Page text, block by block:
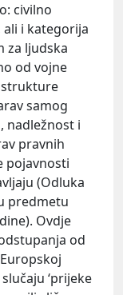
civilno
ali i kategorija
za ljudska
od vojne
samog
nadležnost i
pravnih
pojavnosti
(Odluka
predmetu
Ovdje
od
‘prijeke